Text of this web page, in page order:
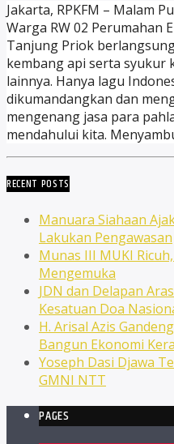
Jakarta, RPKFM – Malam
Warga RW 02 Perumahan
Tanjung Priok
kembang api serta syukur
lainnya. Hanya lagu
dikumandangkan dan
mengenang jasa para
mendahului kita.
RECENT POSTS
Manuara Siahaan
Lakukan Pengawasan
Munas III MUKI
Mengemuka
JDN dan Delapan
Kesatuan Doa
H. Arisal Azis
Bangun Ekonomi
Yoseph Dasi Djawa
GMNI NTT
PAGES